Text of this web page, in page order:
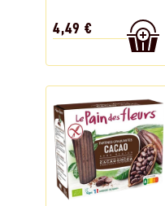
4,49 €